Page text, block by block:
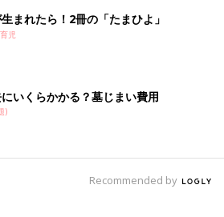
まれたら！2冊の「たまひよ」
児
いくらかかる？墓じまい費用
)
Recommended by